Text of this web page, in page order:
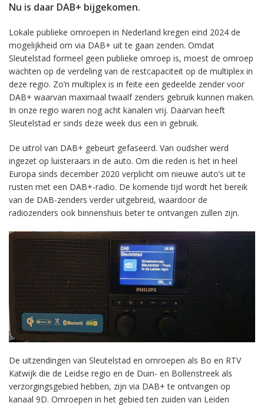
Nu is daar DAB+ bijgekomen.
Lokale publieke omroepen in Nederland kregen eind 2024 de
mogelijkheid om via DAB+ uit te gaan zenden. Omdat
Sleutelstad formeel geen publieke omroep is, moest de omroep
wachten op de verdeling van de restcapaciteit op de multiplex in
deze regio. Zo’n multiplex is in feite een gedeelde zender voor
DAB+ waarvan maximaal twaalf zenders gebruik kunnen maken.
In onze regio waren nog acht kanalen vrij. Daarvan heeft
Sleutelstad er sinds deze week dus een in gebruik.
De uitrol van DAB+ gebeurt gefaseerd. Van oudsher werd
ingezet op luisteraars in de auto. Om die reden is het in heel
Europa sinds december 2020 verplicht om nieuwe auto’s uit te
rusten met een DAB+-radio. De komende tijd wordt het bereik
van de DAB-zenders verder uitgebreid, waardoor de
radiozenders ook binnenshuis beter te ontvangen zullen zijn.
De uitzendingen van Sleutelstad en omroepen als Bo en RTV
Katwijk die de Leidse regio en de Duin- en Bollenstreek als
verzorgingsgebied hebben, zijn via DAB+ te ontvangen op
kanaal 9D. Omroepen in het gebied ten zuiden van Leiden